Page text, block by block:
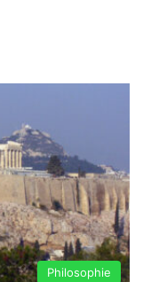
Philosophie